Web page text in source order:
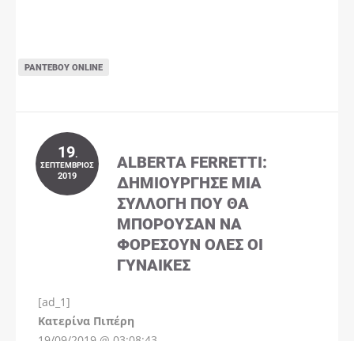
ΡΑΝΤΕΒΟΎ ONLINE
19.
ΣΕΠΤΈΜΒΡΙΟΣ
2019
ALBERTA FERRETTI:
ΔΗΜΙΟΎΡΓΗΣΕ ΜΊΑ
ΣΥΛΛΟΓΉ ΠΟΥ ΘΑ
ΜΠΟΡΟΎΣΑΝ ΝΑ
ΦΟΡΈΣΟΥΝ ΌΛΕΣ ΟΙ
ΓΥΝΑΊΚΕΣ
[ad_1]
Kατερίνα Πιπέρη